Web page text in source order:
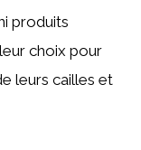
produits
choix pour
leurs cailles et